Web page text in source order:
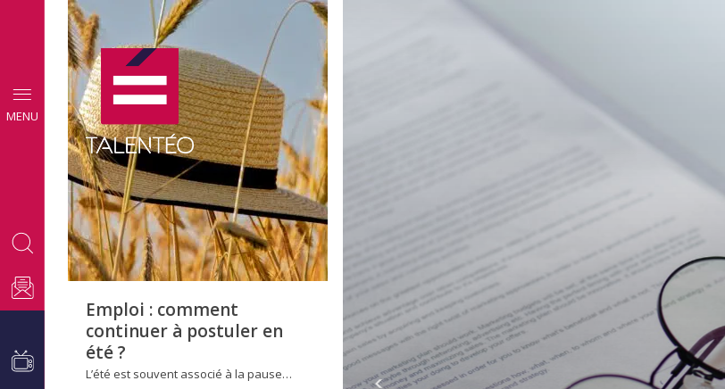
MENU
CONSEILS
EMPLOI
Emploi : comment
continuer à postuler en
été ?
L’été est souvent associé à la pause…